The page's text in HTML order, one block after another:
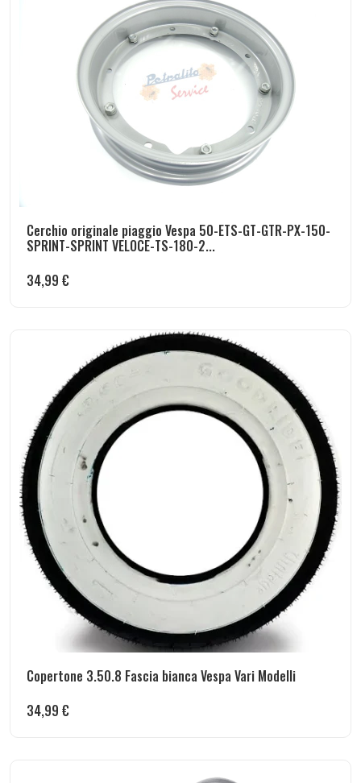
Cerchio originale piaggio Vespa 50-ETS-GT-GTR-PX-150-
SPRINT-SPRINT VELOCE-TS-180-2...
34,99 €
Copertone 3.50.8 Fascia bianca Vespa Vari Modelli
34,99 €